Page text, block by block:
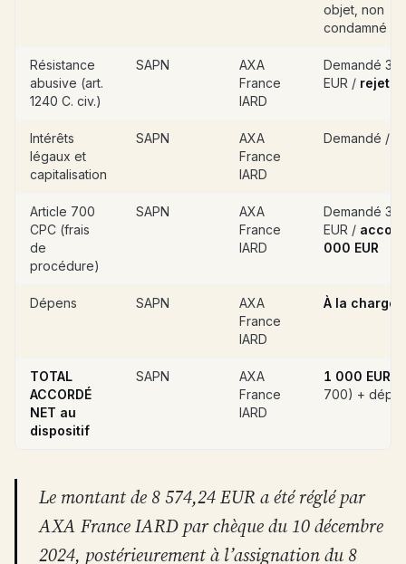
objet, non
condamné
Résistance
abusive (art.
1240 C. civ.)
SAPN
AXA
France
IARD
Demandé 3
EUR / rejeté
Intérêts
légaux et
capitalisation
SAPN
AXA
France
IARD
Demandé /
Article 700
CPC (frais
de
procédure)
SAPN
AXA
France
IARD
Demandé 3
EUR /
000 EUR
Dépens SAPN
AXA
France
IARD
À la charge
TOTAL
ACCORDÉ
NET au
dispositif
SAPN
AXA
France
IARD
1 000 EUR
700) +
Le montant de 8 574,24 EUR a été réglé par
AXA France IARD par chèque du 10 décembre
2024, postérieurement à l’assignation du 8